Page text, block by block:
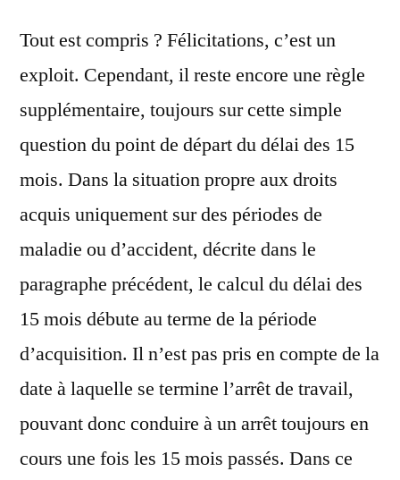
Tout est compris ? Félicitations, c’est un
exploit. Cependant, il reste encore une règle
supplémentaire, toujours sur cette simple
question du point de départ du délai des 15
mois. Dans la situation propre aux droits
acquis uniquement sur des périodes de
maladie ou d’accident, décrite dans le
paragraphe précédent, le calcul du délai des
15 mois débute au terme de la période
d’acquisition. Il n’est pas pris en compte de la
date à laquelle se termine l’arrêt de travail,
pouvant donc conduire à un arrêt toujours en
cours une fois les 15 mois passés. Dans ce